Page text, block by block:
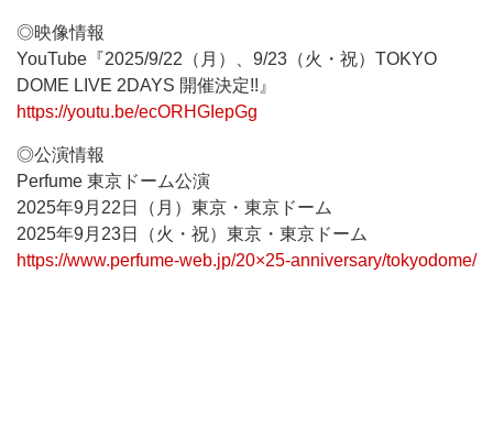
◎映像情報
YouTube『2025/9/22（月）、9/23（火・祝）TOKYO
DOME LIVE 2DAYS 開催決定!!』
https://youtu.be/ecORHGIepGg
◎公演情報
Perfume 東京ドーム公演
2025年9月22日（月）東京・東京ドーム
2025年9月23日（火・祝）東京・東京ドーム
https://www.perfume-web.jp/20×25-anniversary/tokyodome/